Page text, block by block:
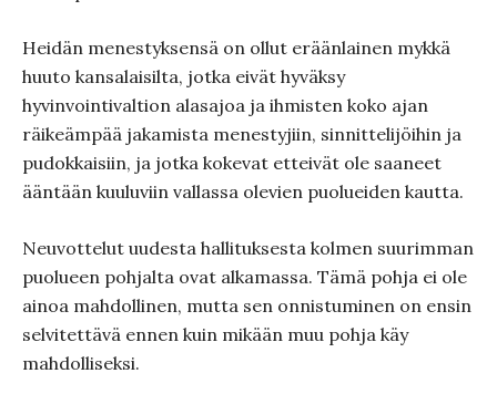
Heidän menestyksensä on ollut eräänlainen mykkä
huuto kansalaisilta, jotka eivät hyväksy
hyvinvointivaltion alasajoa ja ihmisten koko ajan
räikeämpää jakamista menestyjiin, sinnittelijöihin ja
pudokkaisiin, ja jotka kokevat etteivät ole saaneet
ääntään kuuluviin vallassa olevien puolueiden kautta.
Neuvottelut uudesta hallituksesta kolmen suurimman
puolueen pohjalta ovat alkamassa. Tämä pohja ei ole
ainoa mahdollinen, mutta sen onnistuminen on ensin
selvitettävä ennen kuin mikään muu pohja käy
mahdolliseksi.